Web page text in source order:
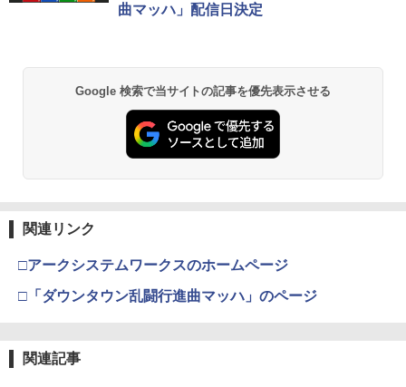
曲マッハ」配信日決定
Google 検索で当サイトの記事を優先表示させる
関連リンク
□アークシステムワークスのホームページ
□「ダウンタウン乱闘行進曲マッハ」のページ
関連記事